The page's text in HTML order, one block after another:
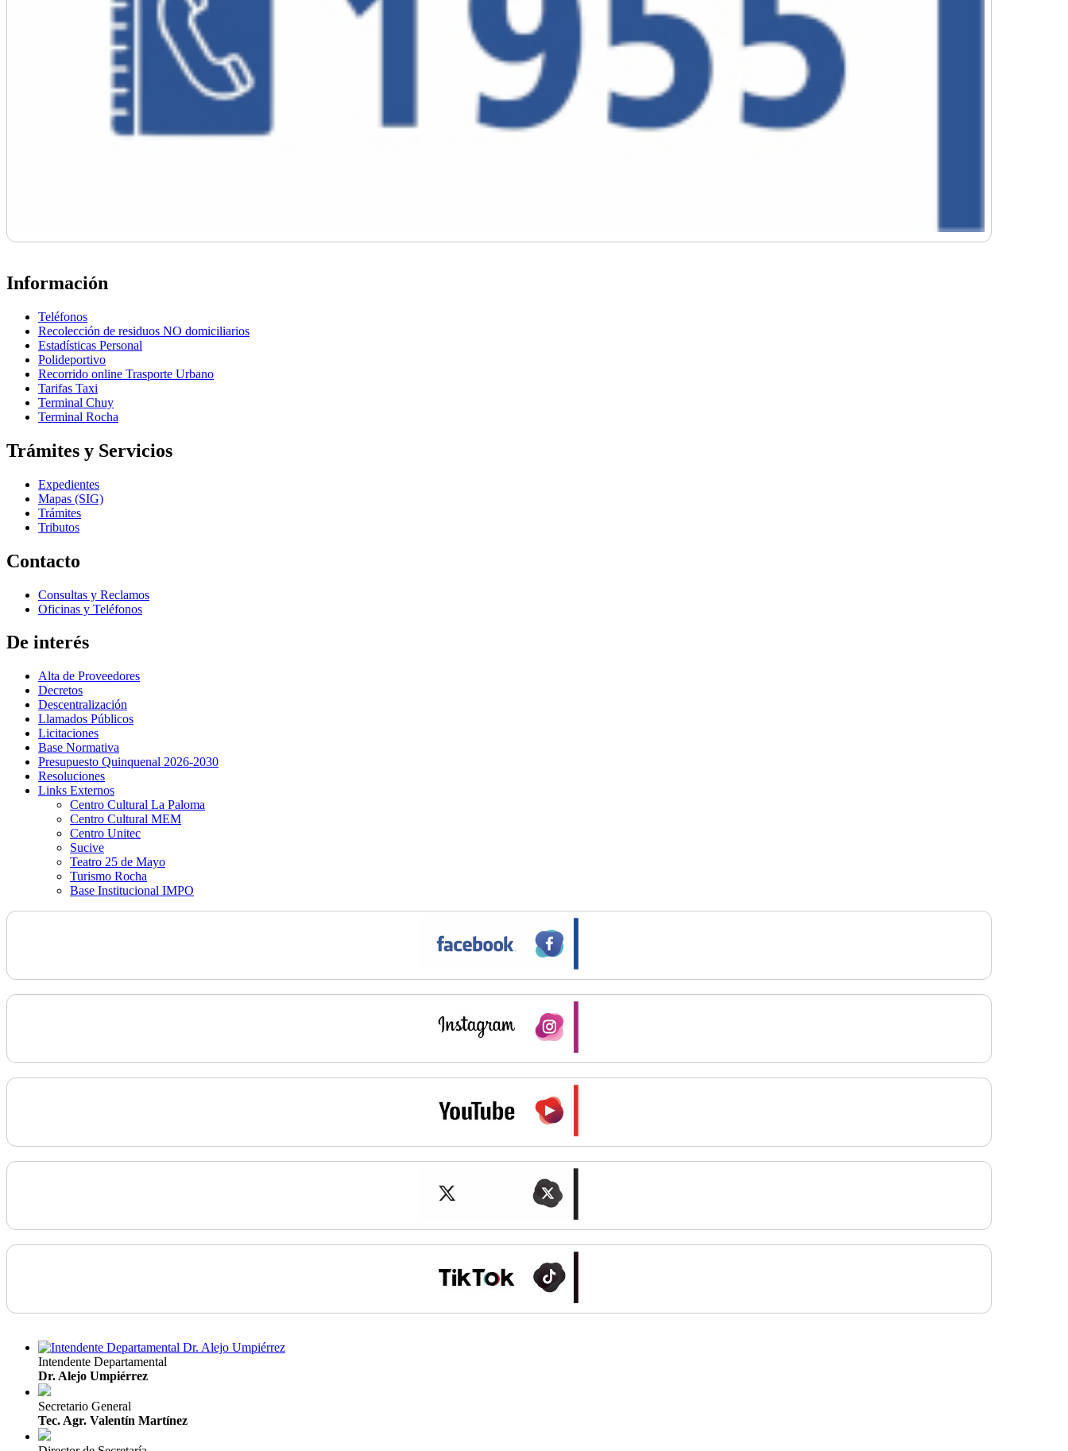
Información
Teléfonos
Recolección de residuos NO domiciliarios
Estadísticas Personal
Polideportivo
Recorrido online Trasporte Urbano
Tarifas Taxi
Terminal Chuy
Terminal Rocha
Trámites y Servicios
Expedientes
Mapas (SIG)
Trámites
Tributos
Contacto
Consultas y Reclamos
Oficinas y Teléfonos
De interés
Alta de Proveedores
Decretos
Descentralización
Llamados Públicos
Licitaciones
Base Normativa
Presupuesto Quinquenal 2026-2030
Resoluciones
Links Externos
Centro Cultural La Paloma
Centro Cultural MEM
Centro Unitec
Sucive
Teatro 25 de Mayo
Turismo Rocha
Base Institucional IMPO
Intendente Departamental
Dr. Alejo Umpiérrez
Secretario General
Tec. Agr. Valentín Martínez